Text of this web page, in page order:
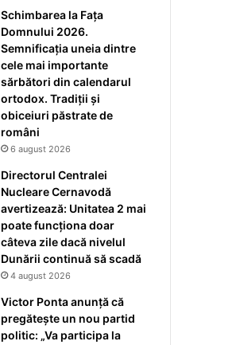
Schimbarea la Fața
Domnului 2026.
Semnificația uneia dintre
cele mai importante
sărbători din calendarul
ortodox. Tradiții și
obiceiuri păstrate de
români
6 august 2026
Directorul Centralei
Nucleare Cernavodă
avertizează: Unitatea 2 mai
poate funcționa doar
câteva zile dacă nivelul
Dunării continuă să scadă
4 august 2026
Victor Ponta anunță că
pregătește un nou partid
politic: „Va participa la